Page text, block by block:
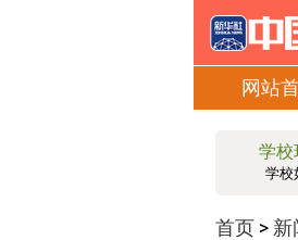
网站
学校
学校
首页> 新